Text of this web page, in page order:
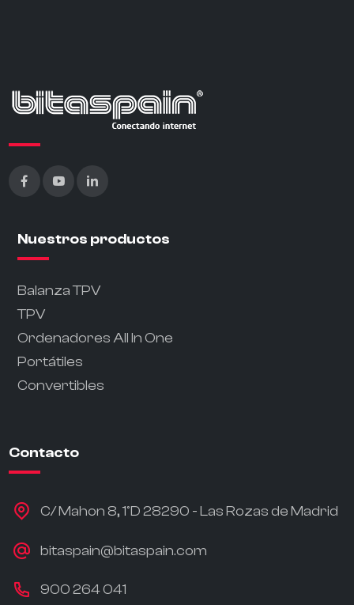
Nuestros productos
Balanza TPV
TPV
Ordenadores All In One
Portátiles
Convertibles
Contacto
C/ Mahon 8, 1ºD 28290 - Las Rozas de Madrid
bitaspain@bitaspain.com
900 264 041